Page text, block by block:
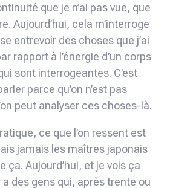
que je n’ai pas vue, que
Aujourd’hui, cela m’interroge
entrevoir des choses que j’ai
rapport à l’énergie d’un corps
sont interrogeantes. C’est
parce qu’on n’est pas
peut analyser ces choses-là.
ce que l’on ressent est
jamais les maîtres japonais
ça. Aujourd’hui, et je vois ça
a des gens qui, après trente ou